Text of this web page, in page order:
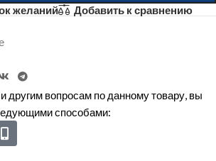
желаний
Добавить к сравнению
другим вопросам по данному товару, вы
способами: